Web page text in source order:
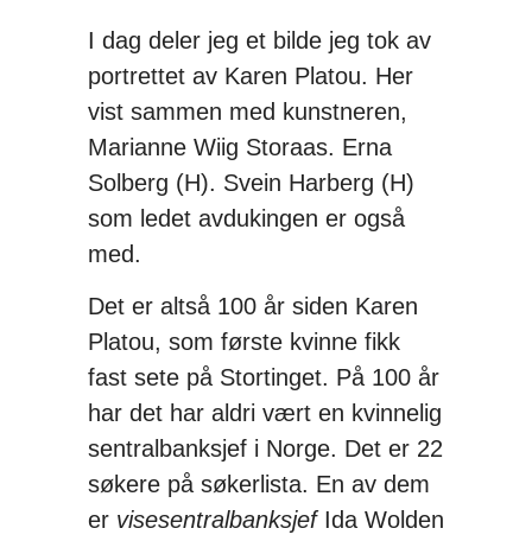
I dag deler jeg et bilde jeg tok av
portrettet av Karen Platou. Her
vist sammen med kunstneren,
Marianne Wiig Storaas. Erna
Solberg (H). Svein Harberg (H)
som ledet avdukingen er også
med.
Det er altså 100 år siden Karen
Platou, som første kvinne fikk
fast sete på Stortinget. På 100 år
har det har aldri vært en kvinnelig
sentralbanksjef i Norge. Det er 22
søkere på søkerlista. En av dem
er visesentralbanksjefIda Wolden